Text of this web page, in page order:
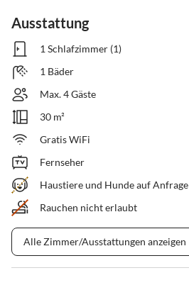
Ausstattung
1 Schlafzimmer (1)
1 Bäder
Max. 4 Gäste
30 m²
Gratis WiFi
Fernseher
Haustiere und Hunde auf Anfrage
Rauchen nicht erlaubt
Alle Zimmer/Ausstattungen anzeigen